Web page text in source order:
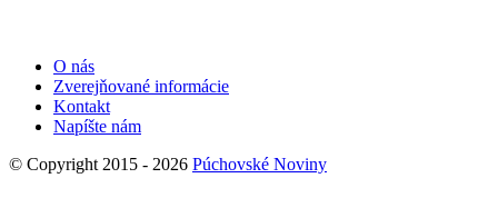
O nás
Zverejňované informácie
Kontakt
Napíšte nám
© Copyright 2015 - 2026 Púchovské Noviny